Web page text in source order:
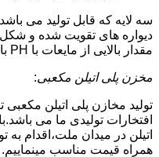
سه لایه که قابل تولید می
دیواره های تقویت شده و شکل
مقدار بالایی از مایعات با PH بالا و پایین را دارد.
مخزن پلی اتیلن مکعبی:
افتخارات تولیدی ما می
اتیلن در میدان ملت،اقدام
همراه قیمت مناسب مینماییم.